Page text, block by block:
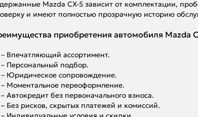
Mazda CX-5 зависит от комплектации,
и имеют полностью прозрачную историю
приобретения автомобиля Mazda
– Впечатляющий ассортимент.
– Персональный подбор.
– Юридическое сопровождение.
– Моментальное переоформление.
– Автокредит без первоначального взноса.
– Без рисков, скрытых платежей и комиссий.